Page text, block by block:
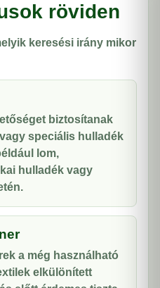
röviden
keresési irány mikor
biztosítanak
speciális hulladék
lom,
hulladék vagy
a még használható
elkülönített